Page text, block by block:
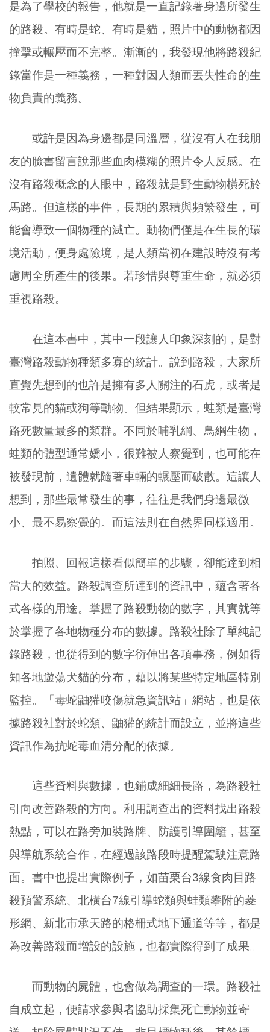
是為了學校的報告，他就是一直記錄著身邊所發生
的路殺。有時是蛇、有時是貓，照片中的動物都因
撞擊或輾壓而不完整。漸漸的，我發現他將路殺紀
錄當作是一種義務，一種對因人類而丟失性命的生
物負責的義務。
或許是因為身邊都是同溫層，從沒有人在我朋
友的臉書留言說那些血肉模糊的照片令人反感。在
沒有路殺概念的人眼中，路殺就是野生動物橫死於
馬路。但這樣的事件，長期的累積與頻繁發生，可
能會導致一個物種的滅亡。動物們僅是在生長的環
境活動，便身處險境，是人類當初在建設時沒有考
慮周全所產生的後果。若珍惜與尊重生命，就必須
重視路殺。
在這本書中，其中一段讓人印象深刻的，是對
臺灣路殺動物種類多寡的統計。說到路殺，大家所
直覺先想到的也許是擁有多人關注的石虎，或者是
較常見的貓或狗等動物。但結果顯示，蛙類是臺灣
路死數量最多的類群。不同於哺乳綱、鳥綱生物，
蛙類的體型通常嬌小，很難被人察覺到，也可能在
被發現前，遺體就隨著車輛的輾壓而破散。這讓人
想到，那些最常發生的事，往往是我們身邊最微
小、最不易察覺的。而這法則在自然界同樣適用。
拍照、回報這樣看似簡單的步驟，卻能達到相
當大的效益。路殺調查所達到的資訊中，蘊含著各
式各樣的用途。掌握了路殺動物的數字，其實就等
於掌握了各地物種分布的數據。路殺社除了單純記
錄路殺，也從得到的數字衍伸出各項事務，例如得
知各地遊蕩犬貓的分布，藉以將某些特定地區特別
監控。「毒蛇鼬獾咬傷就急資訊站」網站，也是依
據路殺社對於蛇類、鼬獾的統計而設立，並將這些
資訊作為抗蛇毒血清分配的依據。
這些資料與數據，也鋪成細細長路，為路殺社
引向改善路殺的方向。利用調查出的資料找出路殺
熱點，可以在路旁加裝路牌、防護引導圍籬，甚至
與導航系統合作，在經過該路段時提醒駕駛注意路
面。書中也提出實際例子，如苗栗台3線食肉目路
殺預警系統、北橫台7線引導蛇類與蛙類攀附的菱
形網、新北市承天路的格柵式地下通道等等，都是
為改善路殺而增設的設施，也都實際得到了成果。
而動物的屍體，也會做為調查的一環。路殺社
自成立起，便請求參與者協助採集死亡動物並寄